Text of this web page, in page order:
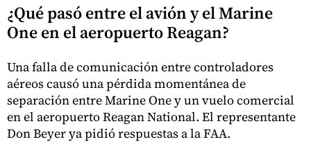
¿Qué pasó entre el avión y el Marine
One en el aeropuerto Reagan?
Una falla de comunicación entre controladores
aéreos causó una pérdida momentánea de
separación entre Marine One y un vuelo comercial
en el aeropuerto Reagan National. El representante
Don Beyer ya pidió respuestas a la FAA.